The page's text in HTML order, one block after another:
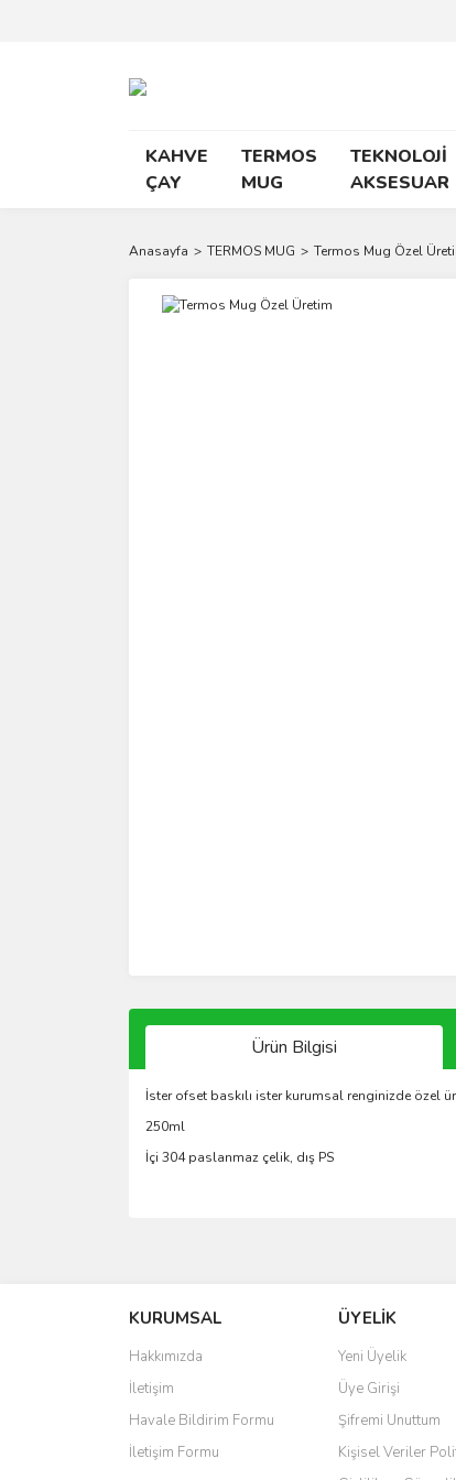
KAHVE
ÇAY
TERMOS
MUG
TEKNOLOJİ
AKSESUAR
Anasayfa TERMOS MUG Termos Mug Özel
Ürün Bilgisi
İster ofset baskılı ister kurumsal renginizde özel
250ml
İçi 304 paslanmaz çelik, dış PS
Ürün resmi kalitesiz, bozuk veya
Ürün açıklamasında eksik bilgiler bulunuyor.
Ürün bilgilerinde hatalar bulunuyor.
Ürün fiyatı diğer sitelerden daha pahalı.
Bu ürüne benzer farklı alternatifler olmalı.
KURUMSAL
Hakkımızda
İletişim
Havale Bildirim Formu
İletişim Formu
ÜYELİK
Yeni Üyelik
Üye Girişi
Şifremi Unuttum
Kişisel Veriler